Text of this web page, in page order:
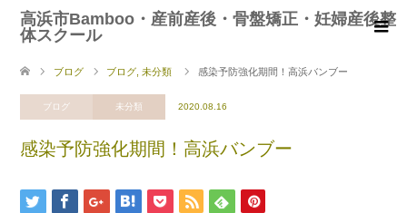
高浜市Bamboo・産前産後・骨盤矯正・妊婦産後整
体スクール
ブログ ブログ 未分類 感染予防強化期間！高浜バンブー
ブログ 未分類 2020.08.16
感染予防強化期間！高浜バンブー